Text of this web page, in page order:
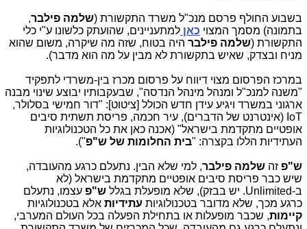
בשבוע החולף פרסם מנכ"ל משרד התקשורת (שלמה פילבר,
בתמונה) מסמך המצוי כאן למתעניינים, שהועתק כלשונו ע"י כלי
התקשורת (שלמה פילברהיה בטוח, שזה מה שיקרה, משום שהוא
מניח ובצדק, שאיש בתקשורת לא מבין על מה הוא מדבר).
במרכז הפרסום מצוי דיווח על פרסום מכרז בין-משרדי לתפקיד
"משנה למנכ"ל ומנהל מינהל הנדסה", שבעקבותיו יבוצע שינוי מבנה
ארגוני במשרד ויגיע עידן חדש הכולל [ציטוט]: "דור חמישי בסלולר,
IoT (אינטרנט של הדברים), עיר חכמה, פריסת תשתית סיבים
אופטיים מתקדמת בישראל" (אכנה כאן את כל הטכנולוגיות
העתידיות הללו בקצרה: "בית החלומות של ש"פ").
ש"פזה שלמה פילבר, למי שלא הבין. נתעלם כרגע מהעובדה,
שיש כבר פריסת סיבים אופטיים מתקדמת בישראל (לא
ב-Unlimited. יש בבזק), שלא מופעלת בגלל ש"פעצמו, נתעלם
כרגע מכך, שלא מדובר בטכנולוגיות עתידיותאלא בטכנולוגיות
קיימות, שכבר מופעלות או בתחילת הפעלה בכל העולם המערבי,